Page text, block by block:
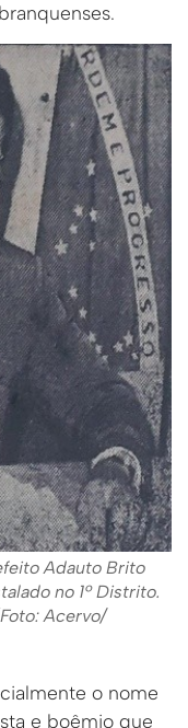
Adauto Brito
no 1º Distrito.
Acervo/
o nome
e boêmio que